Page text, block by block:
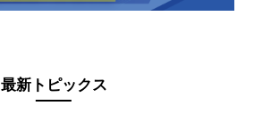
最新トピックス